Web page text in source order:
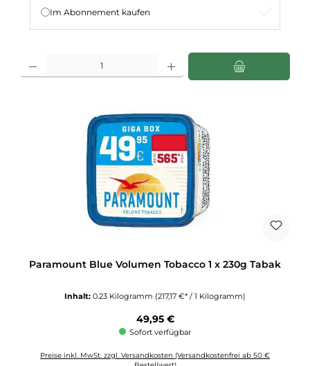
Im Abonnement kaufen
Produkt Anzahl: Gib den gewünschten Wert ein oder benutze die Schaltflächen
Paramount Blue Volumen Tobacco 1 x 230g Tabak
Inhalt: 0.23 Kilogramm (217,17 €* / 1 Kilogramm)
Regulärer Preis:
49,95 €
Sofort verfügbar
Preise inkl. MwSt. zzgl. Versandkosten (Versandkostenfrei ab 50 €